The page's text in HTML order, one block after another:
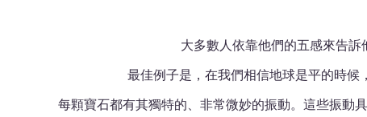
大多數人依靠他們的五感來告訴
最佳例子是，在我們相信地球是平的時候
每顆寶石都有其獨特的、非常微妙的振動。這些振動